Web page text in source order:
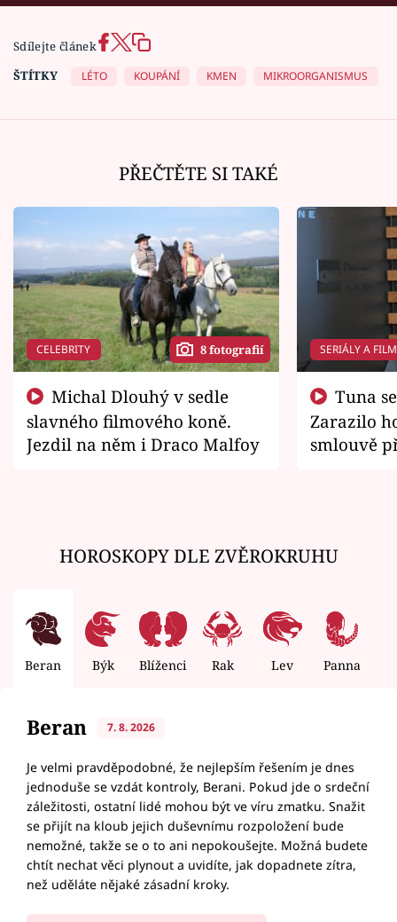
Sdílejte článek
ŠTÍTKY
LÉTO KOUPÁNÍ KMEN MIKROORGANISMUS
PŘEČTĚTE SI TAKÉ
CELEBRITY 8 fotografií
slavného filmového koně.
Jezdil na něm i Draco Malfoy
SERIÁLY A
Zarazilo
smlouvě
HOROSKOPY DLE ZVĚROKRUHU
Beran Býk Blíženci Rak Lev Panna
Beran 7. 8. 2026
Je velmi pravděpodobné, že nejlepším řešením je dnes
jednoduše se vzdát kontroly, Berani. Pokud jde o srdeční
záležitosti, ostatní lidé mohou být ve víru zmatku. Snažit
se přijít na kloub jejich duševnímu rozpoložení bude
nemožné, takže se o to ani nepokoušejte. Možná budete
chtít nechat věci plynout a uvidíte, jak dopadnete zítra,
než uděláte nějaké zásadní kroky.